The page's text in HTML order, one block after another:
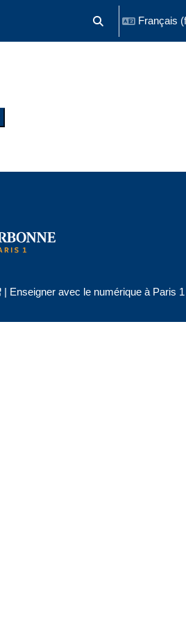
Activer/désactiver
Français
| Enseigner avec le numérique à Paris 1